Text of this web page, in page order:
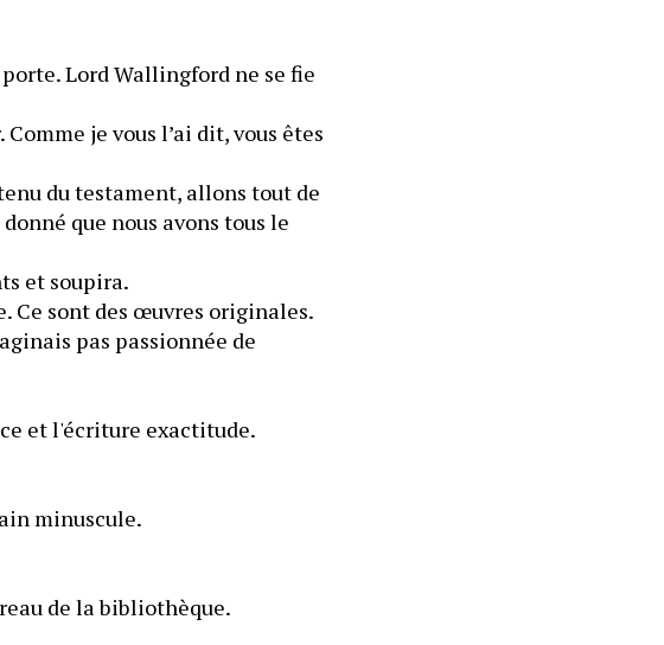
Lord Wallingford ne se fie
je vous l’ai dit, vous êtes
du testament, allons tout de
que nous avons tous le
et soupira.
Ce sont des œuvres originales.
pas passionnée de
et l'écriture exactitude.
minuscule.
de la bibliothèque.